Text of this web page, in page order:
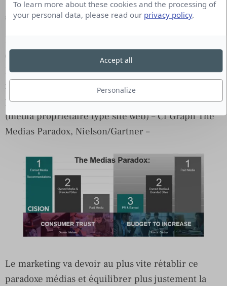
#ParadoxeMedia
que la confiance du consommateur réside dans le
Earned Media et pourtant les budgets sont toujours
investis majoritairement dans le Paid Media (media
payant type publicité) et dans le Owned Media
(media propriétaire type site web) – Cf Graph The
Medias Paradox, Nielson/Gartner –
Le marketing va devoir au plus vite rétablir ce
paradoxe médias et équilibrer plus justement la
To learn more about these cookies and the processing of
your personal data, please read our privacy policy.
Personalize
Accept all